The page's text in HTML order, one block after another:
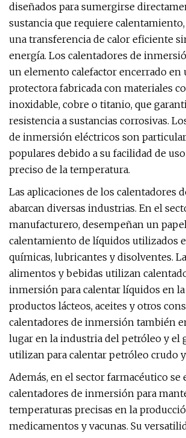
diseñados para sumergirse
sustancia que requiere
una transferencia de calor eficiente
energía. Los calentadores de
un elemento calefactor encerrado en
protectora fabricada con materiales
inoxidable, cobre o titanio, que
resistencia a sustancias corrosivas.
de inmersión eléctricos son
populares debido a su facilidad de
preciso de la temperatura.
Las aplicaciones de los calentadores
abarcan diversas industrias. En el
manufacturero, desempeñan un
calentamiento de líquidos utilizados
químicas, lubricantes y disolventes.
alimentos y bebidas utilizan
inmersión para calentar líquidos en
productos lácteos, aceites y otros
calentadores de inmersión también
lugar en la industria del petróleo y el
utilizan para calentar petróleo crudo
Además, en el sector farmacéutico se
calentadores de inmersión para
temperaturas precisas en la
medicamentos y vacunas. Su